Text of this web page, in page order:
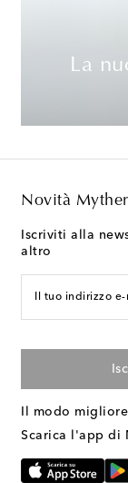
La
Novità
Iscriviti alla
altro
Il tuo indirizzo e-
Il modo
Scarica l'app di